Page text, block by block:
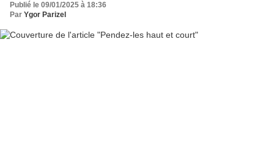
Publié le 09/01/2025 à 18:36
Par Ygor Parizel